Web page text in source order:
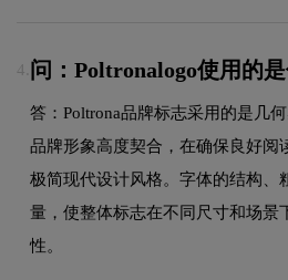
4. 问：Poltronalogo使用的
答：Poltrona品牌标志采用的是几
品牌形象高度契合，在确保良好阅
极简现代设计风格。字体的结构、
量，使整体标志在不同尺寸和场景
性。